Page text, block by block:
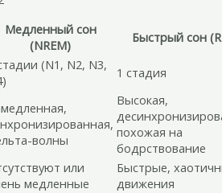
Медленный сон
(NREM)
Быстрый сон
(N1, N2, N3,
1 стадия
волны
Высокая,
похожая на
бодрствование
или
медленные
Быстрые,
движения